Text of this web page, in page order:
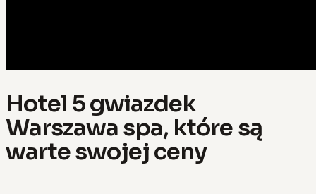
Hotel 5 gwiazdek
Warszawa spa, które są
warte swojej ceny